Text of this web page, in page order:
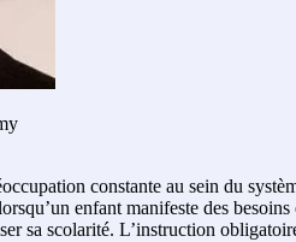
constante au sein du
enfant manifeste des
sa scolarité. L’instruction